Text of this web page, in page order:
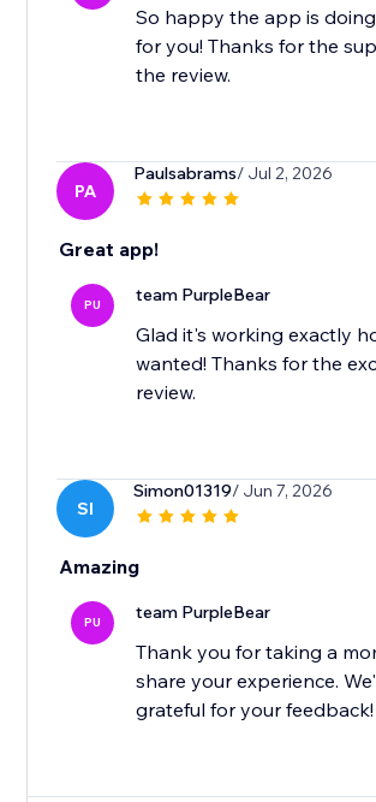
So happy the app is
for you! Thanks for the
the review.
PA
Paulsabrams/ Jul 2, 2026
Great app!
PU team PurpleBear
Glad it's working exactly
wanted! Thanks for the
review.
SI
Simon01319/ Jun 7, 2026
Amazing
PU team PurpleBear
Thank you for taking a
share your experience.
grateful for your feedback!